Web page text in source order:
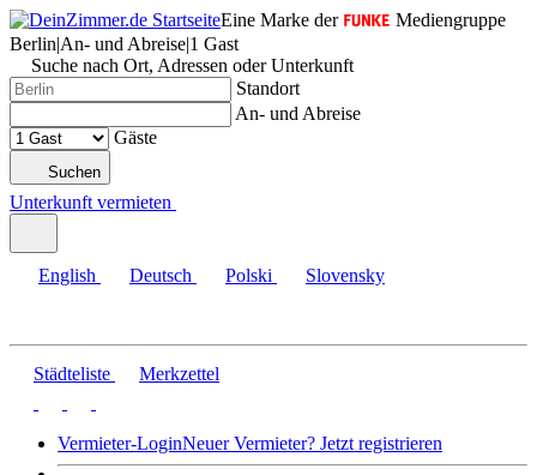
Eine Marke der
Mediengruppe
Berlin|An- und Abreise|1 Gast
Suche nach Ort, Adressen oder Unterkunft
Standort
An- und Abreise
Gäste
Suchen
Unterkunft vermieten
English Deutsch Polski Slovensky
Städteliste Merkzettel
Vermieter-LoginNeuer Vermieter? Jetzt registrieren